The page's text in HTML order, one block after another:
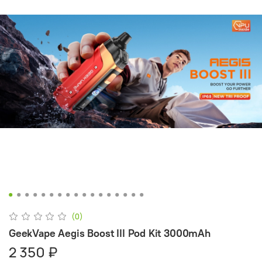
(0)
GeekVape Aegis Boost III Pod Kit 3000mAh
2 350 ₽